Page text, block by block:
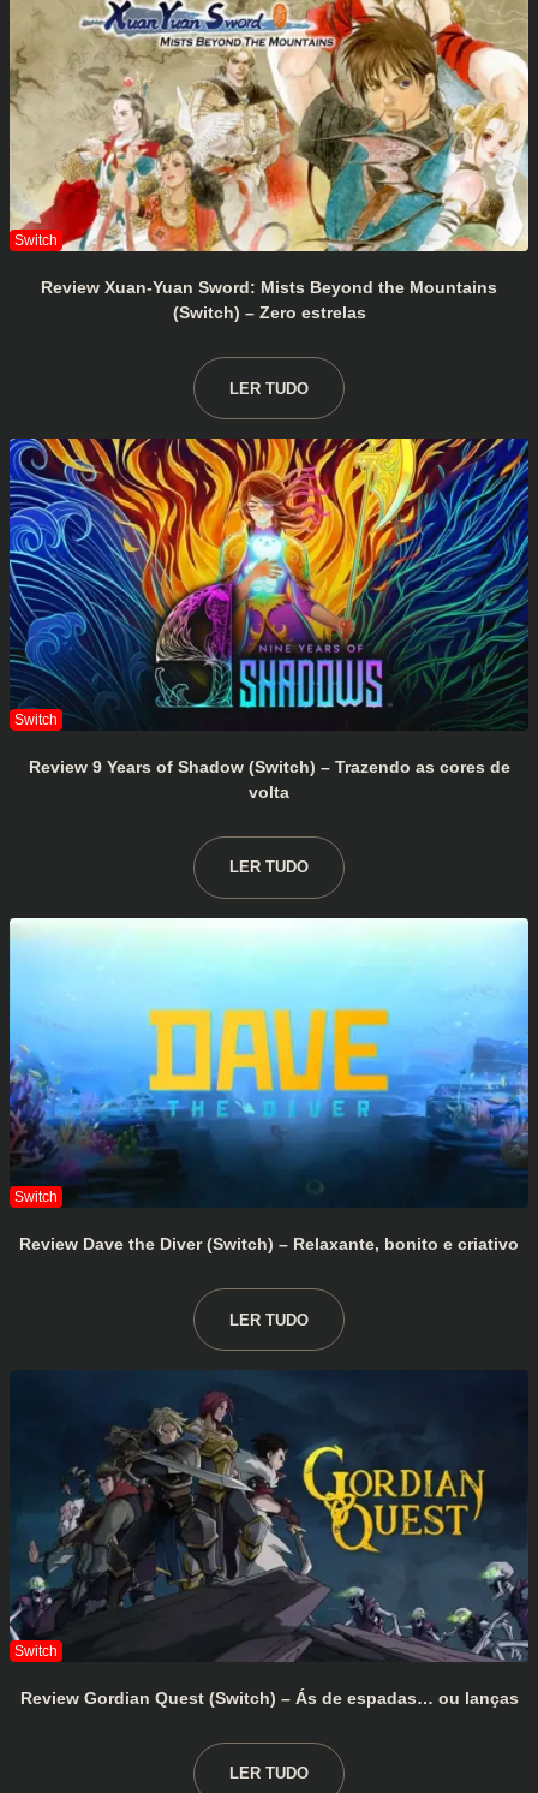
Review Xuan-Yuan Sword: Mists Beyond the Mountains
(Switch) – Zero estrelas
LER TUDO
Review 9 Years of Shadow (Switch) – Trazendo as cores de
volta
LER TUDO
Review Dave the Diver (Switch) – Relaxante, bonito e criativo
LER TUDO
Review Gordian Quest (Switch) – Ás de espadas… ou lanças
LER TUDO